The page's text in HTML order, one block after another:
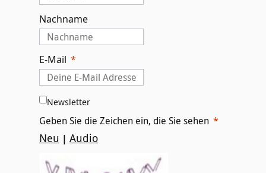
Nachname
E-Mail
Newsletter
Geben Sie die Zeichen ein, die Sie sehen
Neu | Audio